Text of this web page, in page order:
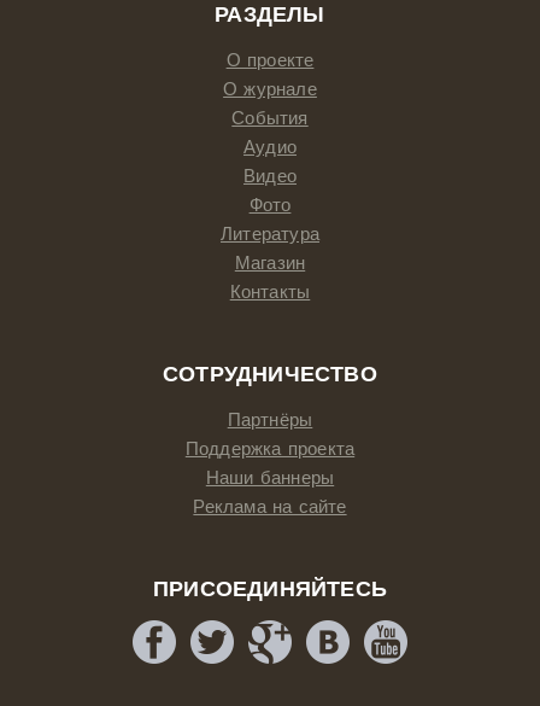
РАЗДЕЛЫ
О проекте
О журнале
События
Аудио
Видео
Фото
Литература
Магазин
Контакты
СОТРУДНИЧЕСТВО
Партнёры
Поддержка проекта
Наши баннеры
Реклама на сайте
ПРИСОЕДИНЯЙТЕСЬ